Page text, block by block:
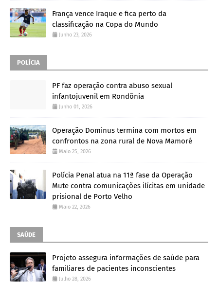
França vence Iraque e fica perto da
classificação na Copa do Mundo
Junho 23, 2026
POLÍCIA
PF faz operação contra abuso sexual
infantojuvenil em Rondônia
Junho 01, 2026
Operação Dominus termina com mortos em
confrontos na zona rural de Nova Mamoré
Maio 25, 2026
Polícia Penal atua na 11ª fase da Operação
Mute contra comunicações ilícitas em unidade
prisional de Porto Velho
Maio 22, 2026
SAÚDE
Projeto assegura informações de saúde para
familiares de pacientes inconscientes
Julho 28, 2026